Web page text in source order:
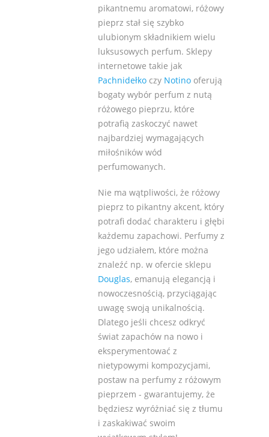
pikantnemu aromatowi, różowy
pieprz stał się szybko
ulubionym składnikiem wielu
luksusowych perfum. Sklepy
internetowe takie jak
Pachnidełko czy Notino oferują
bogaty wybór perfum z nutą
różowego pieprzu, które
potrafią zaskoczyć nawet
najbardziej wymagających
miłośników wód
perfumowanych.
Nie ma wątpliwości, że różowy
pieprz to pikantny akcent, który
potrafi dodać charakteru i głębi
każdemu zapachowi. Perfumy z
jego udziałem, które można
znaleźć np. w ofercie sklepu
Douglas, emanują elegancją i
nowoczesnością, przyciągając
uwagę swoją unikalnością.
Dlatego jeśli chcesz odkryć
świat zapachów na nowo i
eksperymentować z
nietypowymi kompozycjami,
postaw na perfumy z różowym
pieprzem - gwarantujemy, że
będziesz wyróżniać się z tłumu
i zaskakiwać swoim